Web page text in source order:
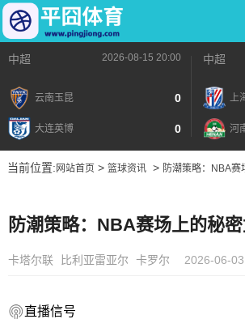
中超 2026-08-15 20:00
云南玉昆 0
大连英博 0
中超
上
河
当前位置: 网站首页> 篮球资讯> 防潮策略：NBA赛
防潮策略：NBA赛场上的秘
卡塔尔联 比利亚雷亚尔 卡罗尔 2026-06-
直播信号